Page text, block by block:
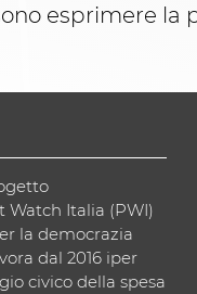
esprimere la
Watch Italia (PWI)
la democrazia
dal 2016 iper
civico della spesa